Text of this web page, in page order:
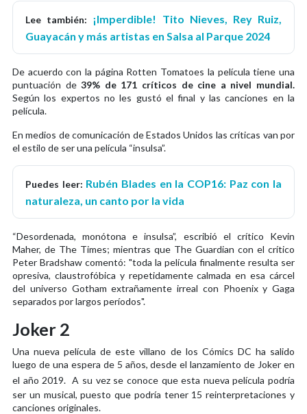
Lee también: ¡Imperdible! Tito Nieves, Rey Ruiz,
Guayacán y más artistas en Salsa al Parque 2024
De acuerdo con la página Rotten Tomatoes la película tiene una
puntuación de39% de 171 críticos de cine a nivel mundial.
Según los expertos no les gustó el final y las canciones en la
película.
En medios de comunicación de Estados Unidos las críticas van por
el estilo de ser una película “insulsa”.
Puedes leer: Rubén Blades en la COP16: Paz con la
naturaleza, un canto por la vida
“Desordenada, monótona e insulsa”, escribió el crítico Kevin
Maher, de The Times; mientras que The Guardian con el crítico
Peter Bradshaw comentó: "toda la película finalmente resulta ser
opresiva, claustrofóbica y repetidamente calmada en esa cárcel
del universo Gotham extrañamente irreal con Phoenix y Gaga
separados por largos períodos".
Joker 2
Una nueva película de este villano de los Cómics DC ha salido
luego de una espera de 5 años, desde el lanzamiento de Joker en
el año 2019. A su vez se conoce que esta nueva película podría
ser un musical, puesto que podría tener 15 reinterpretaciones y
canciones originales.